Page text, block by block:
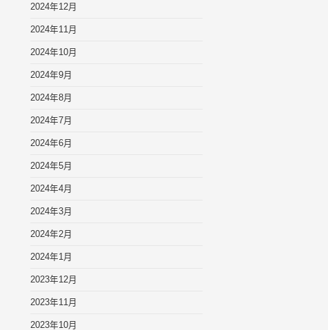
2024年12月
2024年11月
2024年10月
2024年9月
2024年8月
2024年7月
2024年6月
2024年5月
2024年4月
2024年3月
2024年2月
2024年1月
2023年12月
2023年11月
2023年10月